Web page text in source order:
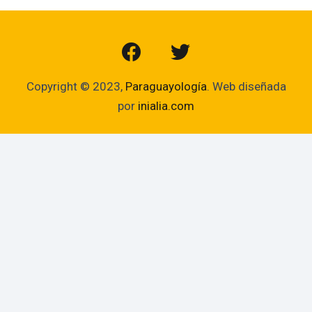
Copyright © 2023, Paraguayología. Web diseñada
por inialia.com